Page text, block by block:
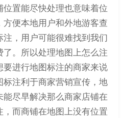
置能尽快处理也意味着位
便本地用户和外地游客查
，用户可能很难找到我们
。所以处理地图上怎么注
进行地图标注的商家来说
注利于商家营销宣传，地
尽早解决那么商家店铺在
而商铺在地图上没有位置